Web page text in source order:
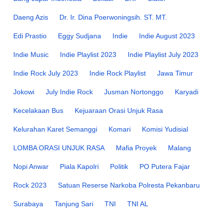
Daeng Azis Dr. Ir. Dina Poerwoningsih. ST. MT.
Edi Prastio Eggy Sudjana Indie Indie August 2023
Indie Music Indie Playlist 2023 Indie Playlist July 2023
Indie Rock July 2023 Indie Rock Playlist Jawa Timur
Jokowi July Indie Rock Jusman Nortonggo Karyadi
Kecelakaan Bus Kejuaraan Orasi Unjuk Rasa
Kelurahan Karet Semanggi Komari Komisi Yudisial
LOMBA ORASI UNJUK RASA Mafia Proyek Malang
Nopi Anwar Piala Kapolri Politik PO Putera Fajar
Rock 2023 Satuan Reserse Narkoba Polresta Pekanbaru
Surabaya Tanjung Sari TNI TNI AL